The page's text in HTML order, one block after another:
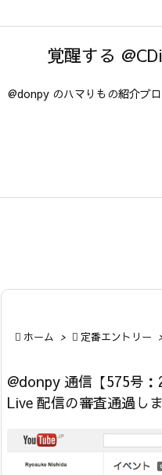
覚醒する
@donpy のハマりもの紹介ブ
 ホーム >  定番エントリー
@donpy 通信【575号
Live 配信の審査通過しま